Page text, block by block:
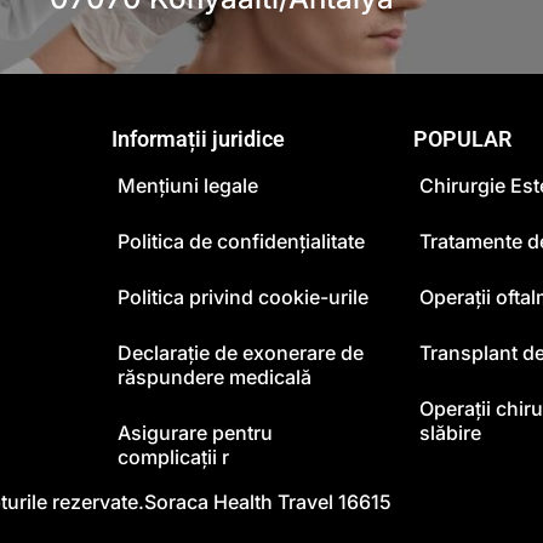
Informații juridice
Mențiuni legale
Politica de confidențialitate
Politica privind cookie-urile
Declarație de exonerare de
răspundere medicală
Asigurare pentru
complicații r
POPULAR
Chirurgie
Tratamente
Operații
Transplant
Operații
slăbire
rezervate.Soraca Health Travel 16615